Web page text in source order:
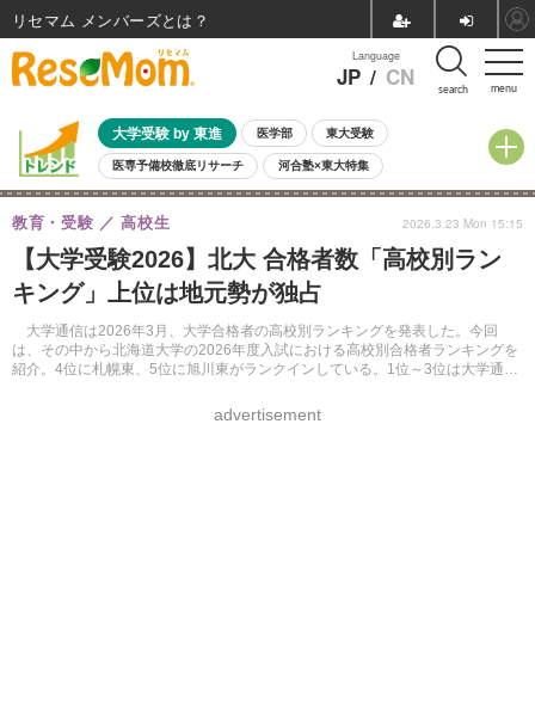
menu
Language
JP / CN search
大学受験 by 東進 医学部 東大受験
医専予備校徹底リサーチ 河合塾×東大特集
親子で考える大学選び 高校受験 中学受験 小学校受験
共通テスト 夏休み
8月開催イベント・WS 全国公立高校 過去問 人気記事
自由研究教材（小学生向け） 自由研究教材（中学生向け）
【大学受験2026】北大 合格者数「高校別ラン
キング」上位は地元勢が独占
大学通信は2026年3月、大学合格者の高校別ランキングを発表した。今回
は、その中から北海道大学の2026年度入試における高校別合格者ランキングを
紹介。4位に札幌東、5位に旭川東がランクインしている。1位～3位は大学通信
教育・受験 高校生
advertisement
2026.3.23 Mon 15:15
リセマム メンバーズ